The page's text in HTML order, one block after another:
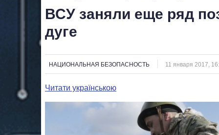
ВСУ заняли еще ряд
дуге
НАЦИОНАЛЬНАЯ БЕЗОПАСНОСТЬ 11 января 2017,
Читати українською